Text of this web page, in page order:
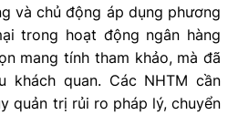
và chủ động áp dụng phương
trong hoạt động ngân hàng
mang tính tham khảo, mà đã
quan. Các NHTM cần
quản trị rủi ro pháp lý, chuyển